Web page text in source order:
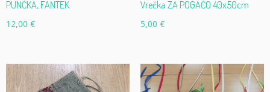
PUNČKA, FANTEK
12,00 €
Vrečka ZA POGAČO 40x50cm
5,00 €